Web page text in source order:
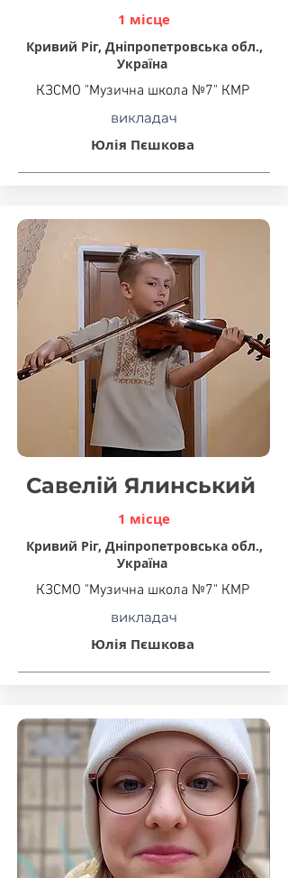
1 місце
Кривий Ріг, Дніпропетровська обл.,
Україна
КЗСМО "Музична школа №7" КМР
викладач
Юлія Пєшкова
Савелій Ялинський
1 місце
Кривий Ріг, Дніпропетровська обл.,
Україна
КЗСМО "Музична школа №7" КМР
викладач
Юлія Пєшкова